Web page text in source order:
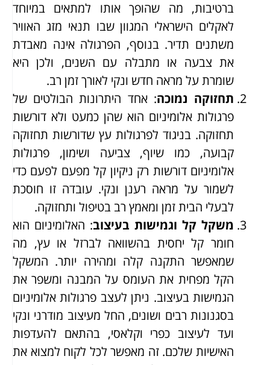
ברטיבות, מה שהופך אותו למתאים במיוחד
לאקלים הישראלי המגוון שבו תנאי מזג האוויר
משתנים תדיר. בנוסף, הפרגולה אינה מאבדת
את צבעה או מתבלה עם השנים, ולכן היא
שומרת על מראה חדש ונקי לאורך זמן רב.
תחזוקה נמוכה: אחד היתרונות הבולטים של
פרגולות אלומיניום הוא שהן כמעט ולא דורשות
תחזוקה. בניגוד לפרגולות עץ שדורשות תחזוקה
קבועה, כמו שיוף, צביעה ושימון, פרגולות
אלומיניום דורשות רק ניקיון קל מפעם לפעם כדי
לשמור על מראה רענן ונקי. עובדה זו חוסכת
לבעלי הבית זמן ומאמץ רב בטיפול ותחזוקה.
משקל קל וגמישות בעיצוב: האלומיניום הוא
חומר קל יחסית בהשוואה לברזל או עץ, מה
שמאפשר התקנה קלה ומהירה יותר. המשקל
הקל מפחית את העומס על המבנה ומשפר את
הגמישות בעיצוב. ניתן לעצב פרגולות אלומיניום
בסגנונות רבים ושונים, החל מעיצוב מודרני ונקי
ועד לעיצוב כפרי וקלאסי, בהתאם להעדפות
האישיות שלכם. זה מאפשר לכל לקוח למצוא את